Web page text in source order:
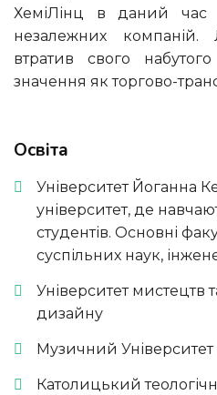
ХеміЛінц в даний час
незалежних
втратив свого
значення як торгово-
Освіта
Університет Йоганна
університет, де
студентів. Основні
суспільних наук,
Університет мистецтв
дизайну
Музичний
Католицький